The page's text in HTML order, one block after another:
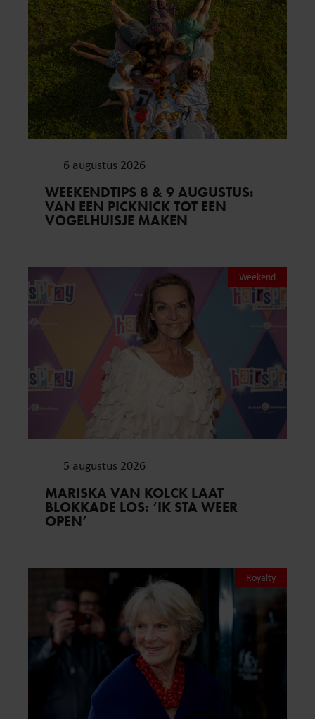
6 augustus 2026
WEEKENDTIPS 8 & 9 AUGUSTUS:
VAN EEN PICKNICK TOT EEN
VOGELHUISJE MAKEN
Weekend
5 augustus 2026
MARISKA VAN KOLCK LAAT
BLOKKADE LOS: ‘IK STA WEER
OPEN’
Royalty